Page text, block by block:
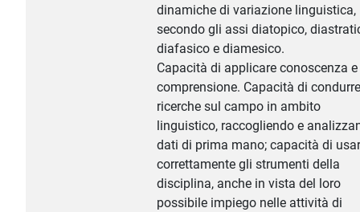
dinamiche di variazione linguistica,
secondo gli assi diatopico,
diafasico e diamesico.
Capacità di applicare conoscenza e
comprensione. Capacità di condurre
ricerche sul campo in ambito
linguistico, raccogliendo e
dati di prima mano; capacità di
correttamente gli strumenti della
disciplina, anche in vista del loro
possibile impiego nelle attività di